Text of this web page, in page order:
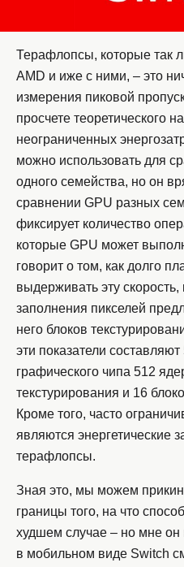
Терафлопсы, которые так
AMD и иже с ними, – это
измерения пиковой
просчете теоретического
неограниченных
можно использовать для
одного семейства, но он
сравнении GPU разных
фиксирует количество
которые GPU может
говорит о том, как долго
выдерживать эту скорость,
заполнения пикселей
него блоков
эти показатели составляют
графического чипа 512
текстурирования и 16
Кроме того, часто
являются энергетические
терафлопсы.
Зная это, мы можем
границы того, на что
худшем случае – но мне
в мобильном виде Switch